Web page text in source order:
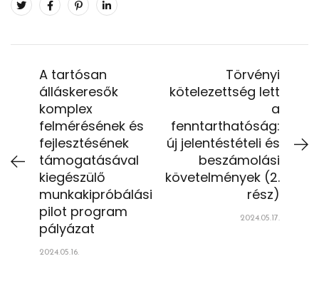
A tartósan
álláskeresők
komplex
felmérésének és
fejlesztésének
támogatásával
kiegészülő
munkakipróbálási
pilot program
pályázat
2024.05.16.
Törvényi
kötelezettség lett
a
fenntarthatóság:
új jelentéstételi és
beszámolási
követelmények (2.
rész)
2024.05.17.